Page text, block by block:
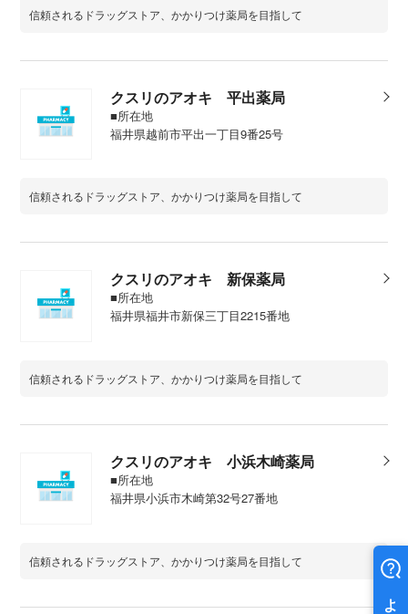
信頼されるドラッグストア、かかりつけ薬局を目指して
クスリのアオキ 平出薬局
■所在地
福井県越前市平出一丁目9番25号
信頼されるドラッグストア、かかりつけ薬局を目指して
クスリのアオキ 新保薬局
■所在地
福井県福井市新保三丁目2215番地
信頼されるドラッグストア、かかりつけ薬局を目指して
クスリのアオキ 小浜木崎薬局
■所在地
福井県小浜市木崎第32号27番地
信頼されるドラッグストア、かかりつけ薬局を目指して